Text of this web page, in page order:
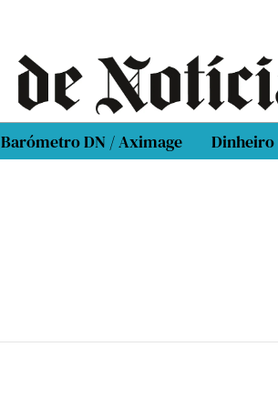
Barómetro DN / Aximage Dinheiro